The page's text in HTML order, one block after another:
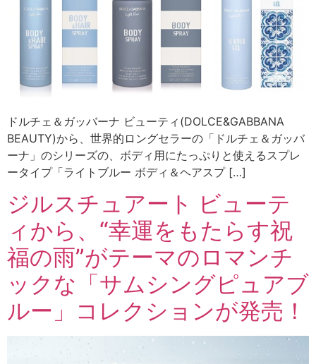
ドルチェ＆ガッバーナ ビューティ(DOLCE&GABBANA
BEAUTY)から、世界的ロングセラーの「ドルチェ＆ガッバ
ーナ」のシリーズの、ボディ用にたっぷりと使えるスプレ
ータイプ「ライトブルー ボディ＆ヘアスプ […]
ジルスチュアート ビューテ
ィから、“幸運をもたらす祝
福の雨”がテーマのロマンチ
ックな「サムシングピュアブ
ルー」コレクションが発売！